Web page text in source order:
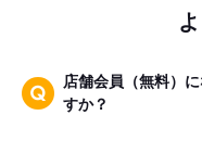
店舗会員（無料）
すか？